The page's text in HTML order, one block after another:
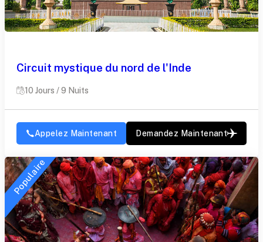
Circuit mystique du nord de l'Inde
10 Jours / 9 Nuits
Appelez Maintenant Demandez Maintenant
Populaire